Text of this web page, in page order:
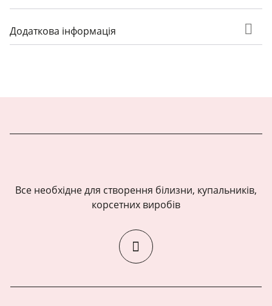
Додаткова інформація
Все необхідне для створення білизни, купальників,
корсетних виробів